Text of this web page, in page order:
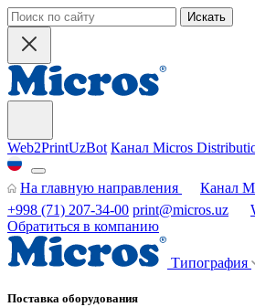
Искать
Web2PrintUzBot Канал Micros
На главную направления
Канал
+998 (71) 207-34-00 print@micros.uz
Обратиться в компанию
Типография
Поставка оборудования